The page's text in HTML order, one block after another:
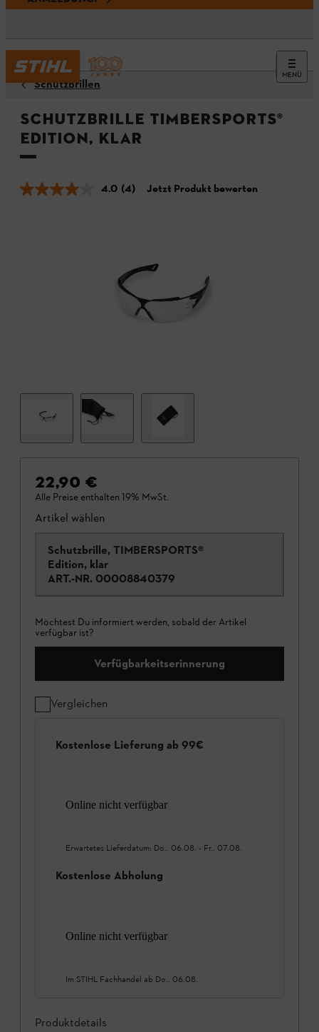
MENÜ
Schutzbrillen
Schutzbrille TIMBERSPORTS®
Edition, klar
4.0 (4) Jetzt Produkt bewerten
22,90 €
Alle Preise enthalten 19% MwSt.
Artikel wählen
Schutzbrille, TIMBERSPORTS®
Edition, klar
ART.-NR. 00008840379
Möchtest Du informiert werden, sobald der Artikel
verfügbar ist?
Verfügbarkeitserinnerung
Vergleichen
Kostenlose Lieferung ab 99€
Online nicht verfügbar
Erwartetes Lieferdatum: Do., 06.08. - Fr., 07.08.
Kostenlose Abholung
Online nicht verfügbar
Im STIHL Fachhandel ab Do., 06.08.
Produktdetails